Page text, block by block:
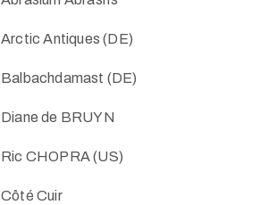
Arctic Antiques (DE)
Balbachdamast (DE)
Diane de BRUYN
Ric CHOPRA (US)
Côté Cuir